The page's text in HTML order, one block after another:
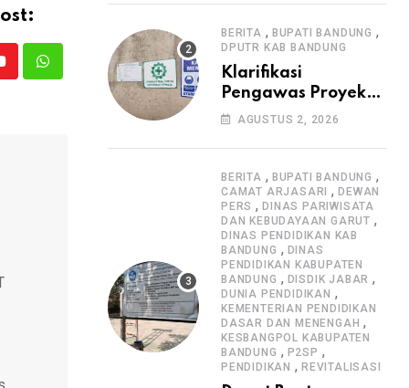
Whatsapp
Tanpa Papan
Informasi Proyek
BERITA , BUPATI BANDUNG ,
DPUTR KAB BANDUNG
Klarifikasi
Pengawas Proyek
Citiis Terkait
Pengawasan K3
AGUSTUS 2, 2026
BERITA , BUPATI BANDUNG ,
CAMAT ARJASARI ,DEWAN
PERS ,DINAS PARIWISATA
DAN KEBUDAYAAN GARUT ,
DINAS PENDIDIKAN KAB
BANDUNG , DINAS
PENDIDIKAN KABUPATEN
BANDUNG , DISDIK JABAR ,
DUNIA PENDIDIKAN ,
KEMENTERIAN PENDIDIKAN
DASAR DAN MENENGAH ,
KESBANGPOL KABUPATEN
BANDUNG , P2SP ,
PENDIDIKAN , REVITALISASI